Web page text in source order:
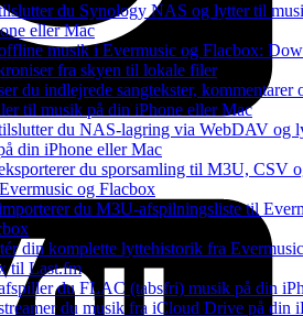
du Synology NAS og lytter til
eller Mac
musik i Evermusic og Flacbox:
fra skyen til lokale filer
du indlejrede sangtekster, kommentarer
til musik på din iPhone eller Mac
du NAS-lagring via WebDAV og
din iPhone eller Mac
du sporsamling til M3U, CSV
og Flacbox
du M3U-afspilningsliste til
din komplette lyttehistorik fra
til Last.fm
du FLAC (tabsfri) musik på din
du musik fra iCloud Drive på din